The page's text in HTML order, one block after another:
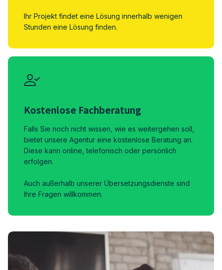
Ihr Projekt findet eine Lösung innerhalb wenigen
Stunden eine Lösung finden.
Kostenlose Fachberatung
Falls Sie noch nicht wissen, wie es weitergehen soll,
bietet unsere Agentur eine kostenlose Beratung an.
Diese kann online, telefonisch oder persönlich
erfolgen.
Auch außerhalb unserer Übersetzungsdienste sind
Ihre Fragen willkommen.